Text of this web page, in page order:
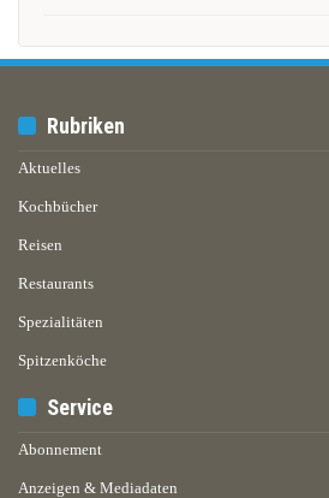
Rubriken
Aktuelles
Kochbücher
Reisen
Restaurants
Spezialitäten
Spitzenköche
Service
Abonnement
Anzeigen & Mediadaten